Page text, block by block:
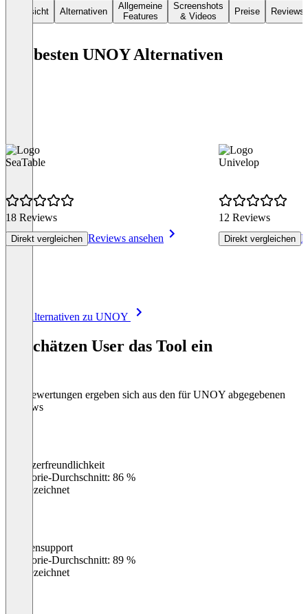
Übersicht Alternativen
Allgemeine
Features
Screenshots
& Videos
Preise Reviews
Die besten UNOY Alternativen
SeaTable
18 Reviews
Direkt vergleichen Reviews ansehen
Univelop
12 Reviews
Direkt vergleichen
Alle Alternativen zu UNOY
So schätzen User das Tool ein
Die Bewertungen ergeben sich aus den für UNOY abgegebenen
Reviews
Benutzerfreundlichkeit
Kategorie-Durchschnitt: 86 %
Ausgezeichnet
Kundensupport
Kategorie-Durchschnitt: 89 %
Ausgezeichnet